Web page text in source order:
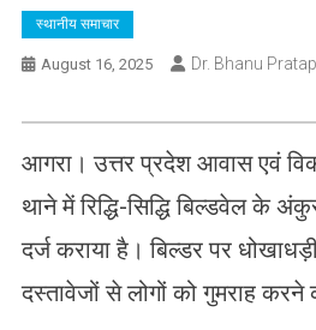
स्थानीय समाचार
August 16, 2025 Dr. Bhanu
आगरा। उत्तर प्रदेश आवास एवं
थाने में रिद्धि-सिद्धि बिल्डवेल के
दर्ज कराया है। बिल्डर पर
दस्तावेजों से लोगों को गुमराह करने